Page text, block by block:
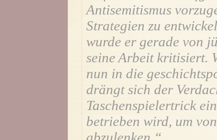
Antisemitismus
Strategien zu
wurde er gerade von
seine Arbeit kritisiert.
nun in die
drängt sich der
Taschenspielertrick
betrieben wird, um